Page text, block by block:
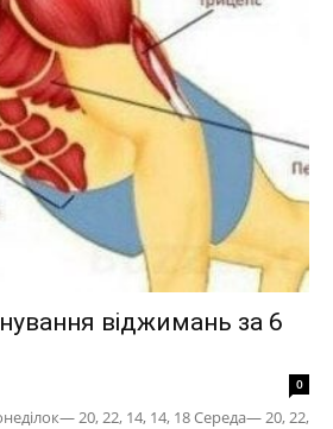
віджимань за 6
0
20, 22, 14, 14, 18 Середа— 20, 22,